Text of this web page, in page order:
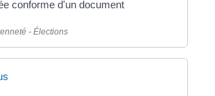
conforme d'un document
- Élections